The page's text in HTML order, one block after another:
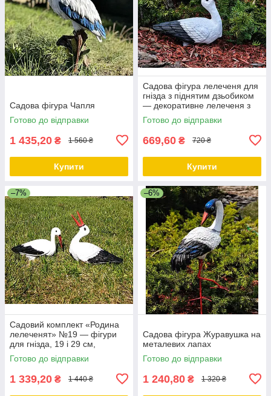
Cадова фігура Чапля
Готово до відправки
1 435,20 ₴ 1 560 ₴
Купити
Садова фігура лелеченя для
гнізда з піднятим дзьобиком
— декоративне лелеченя з
полістоуну, 29×11×32 см
Готово до відправки
669,60 ₴ 720 ₴
Купити
–7%
Садовий комплект «Родина
лелеченят» №19 — фігури
для гнізда, 19 і 29 см,
полістоун
Готово до відправки
1 339,20 ₴ 1 440 ₴
–6%
Садова фігура Журавушка на
металевих лапах
Готово до відправки
1 240,80 ₴ 1 320 ₴